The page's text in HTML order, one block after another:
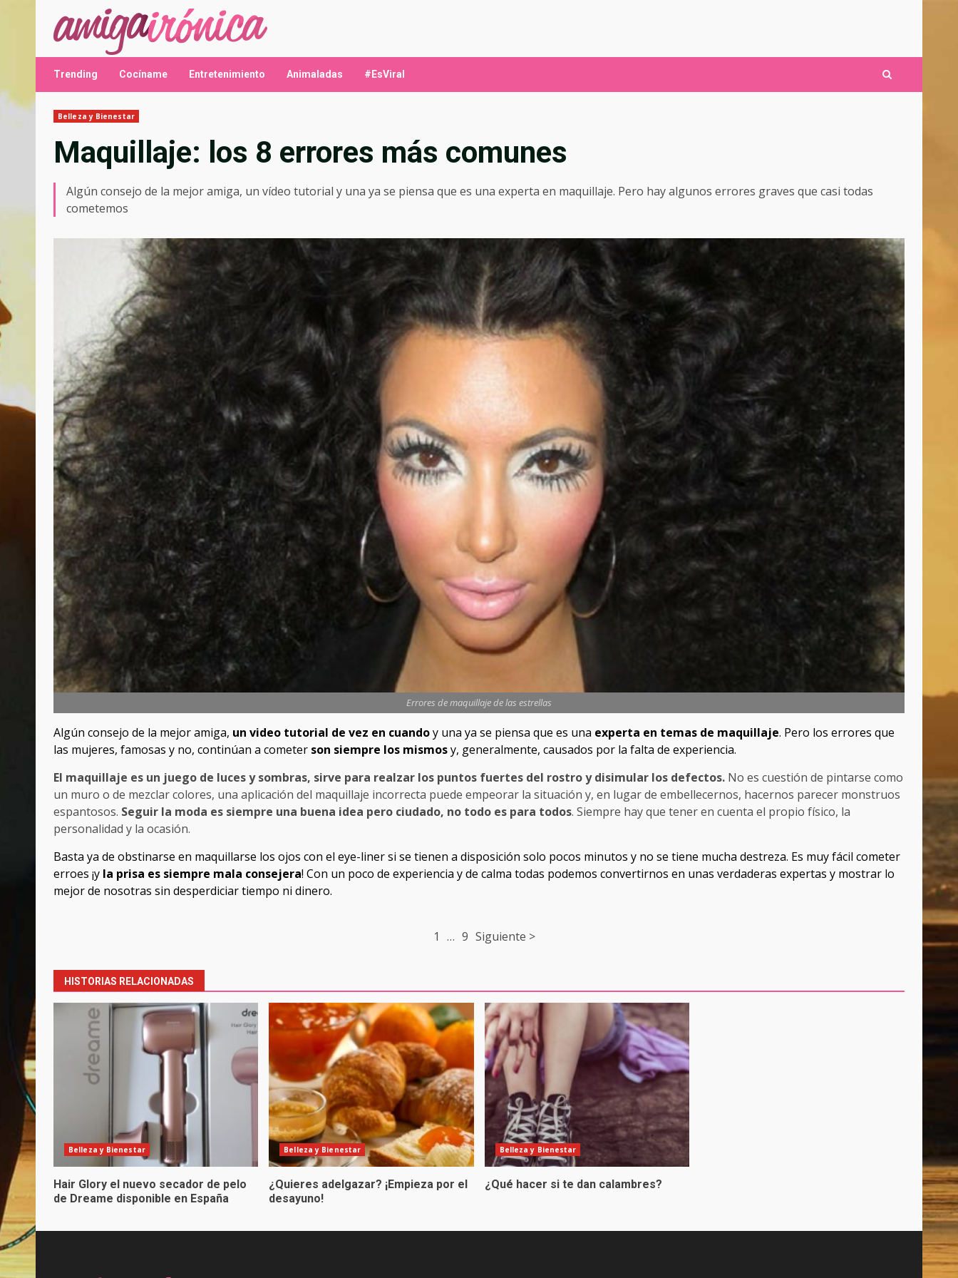
contenido
Trending Cocíname Entretenimiento Animaladas #EsViral
Belleza y Bienestar
Maquillaje: los 8 errores más comunes
Algún consejo de la mejor amiga, un vídeo tutorial y una ya se piensa que es una experta en maquillaje. Pero hay algunos errores graves que casi todas
cometemos
Errores de maquillaje de las estrellas
Algún consejo de la mejor amiga, un video tutorial de vez en cuandoy una ya se piensa que es una experta en temas de maquillaje. Pero los errores que
las mujeres, famosas y no, continúan a cometer son siempre los mismosy, generalmente, causados por la falta de experiencia.
El maquillaje es un juego de luces y sombras, sirve para realzar los puntos fuertes del rostro y disimular los defectos. No es cuestión de pintarse como
un muro o de mezclar colores, una aplicación del maquillaje incorrecta puede empeorar la situación y, en lugar de embellecernos, hacernos parecer monstruos
espantosos. Seguir la moda es siempre una buena idea pero ciudado, no todo es para todos. Siempre hay que tener en cuenta el propio físico, la
personalidad y la ocasión.
Basta ya de obstinarse en maquillarse los ojos con el eye-liner si se tienen a disposición solo pocos minutos y no se tiene mucha destreza. Es muy fácil cometer
erroes ¡y la prisa es siempre mala consejera! Con un poco de experiencia y de calma todas podemos convertirnos en unas verdaderas expertas y mostrar lo
mejor de nosotras sin desperdiciar tiempo ni dinero.
1 … 9 Siguiente >
HISTORIAS RELACIONADAS
Belleza y Bienestar
Hair Glory el nuevo secador de pelo
de Dreame disponible en España
Belleza y Bienestar
¿Quieres adelgazar? ¡Empieza por el
desayuno!
Belleza y Bienestar
¿Qué hacer si te dan calambres?